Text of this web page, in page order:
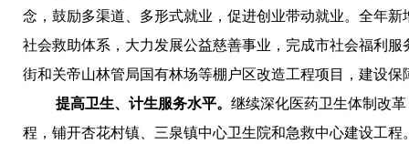
念，鼓励多渠道、多形式就业，促进创业带动就业。全年
社会救助体系，大力发展公益慈善事业，完成市社会福利
街和关帝山林管局国有林场等棚户区改造工程项目，建设保
提高卫生、计生服务水平。 继续深化医药卫生体制改
程，铺开杏花村镇、三泉镇中心卫生院和急救中心建设工